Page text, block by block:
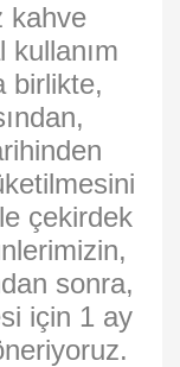
kahve
kullanım
birlikte,
çekirdek
sonra,
için 1 ay